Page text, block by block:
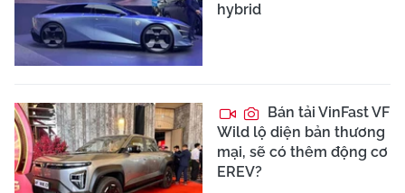
hybrid
Bán tải VinFast VF
Wild lộ diện bản thương
mại, sẽ có thêm động cơ
EREV?